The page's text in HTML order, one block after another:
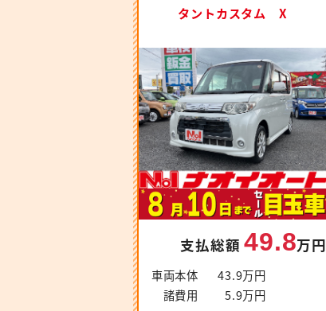
タントカスタム X
支払総額49.8万円
車両本体
43.9万円
諸費用
5.9万円